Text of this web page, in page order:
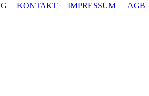
KONTAKT IMPRESSUM AGB